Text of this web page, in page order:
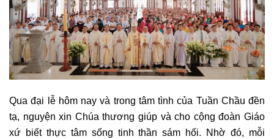
Qua đại lễ hôm nay và trong tâm tình của Tuần Chầu đền
tạ, nguyện xin Chúa thương giúp và cho cộng đoàn Giáo
xứ biết thực tâm sống tinh thần sám hối. Nhờ đó, mỗi